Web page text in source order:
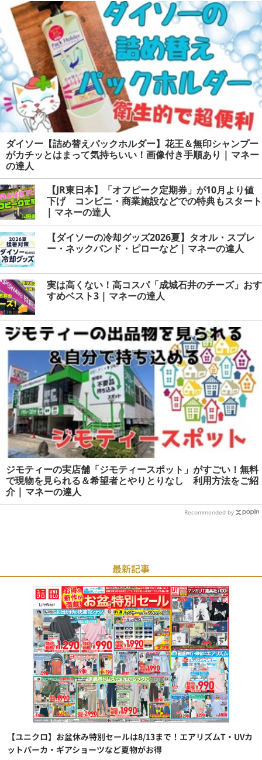
ダイソー【詰め替えパックホルダー】花王＆無印シャンプー
がカチッとはまって気持ちいい！画像付き手順あり | マネー
の達人
【JR東日本】「オフピーク定期券」が10月より値
下げ コンビニ・商業施設などでの特典もスタート
| マネーの達人
【ダイソーの冷却グッズ2026夏】タオル・スプレ
ー・ネックバンド・ピローなど | マネーの達人
実は高くない！高コスパ「成城石井のチーズ」おす
すめベスト3 | マネーの達人
ジモティーの実店舗「ジモティースポット」がすごい！無料
で現物を見られる＆希望者とやりとりなし 利用方法をご紹
介 | マネーの達人
Recommended by
最新記事
【ユニクロ】お盆休み特別セールは8/13まで！エアリズムT・UVカ
ットパーカ・ギアショーツなど夏物がお得